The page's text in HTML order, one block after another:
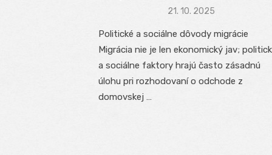
Posted
21. 10. 2025
Politické a sociálne dôvody migrácie
Migrácia nie je len ekonomický jav;
a sociálne faktory hrajú často zásadnú
úlohu pri rozhodovaní o odchode z
domovskej …